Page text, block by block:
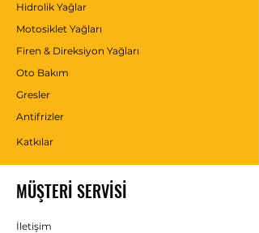
Hidrolik Yağlar
Motosiklet Yağları
Firen & Direksiyon Yağları
Oto Bakım
Gresler
Antifrizler
Katkılar
MÜŞTERİ SERVİSİ
İletişim